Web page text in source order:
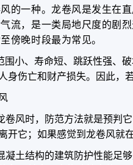
的一种。龙卷风是发生在
流，是一类局地尺度的剧
傍晚时段最为常见。
围小、寿命短、跳跃性强、
身伤亡和财产损失。因此，
卷风时，防范方法就是预判
开它；如果感觉到龙卷风就
凝土结构的建筑防护性能足